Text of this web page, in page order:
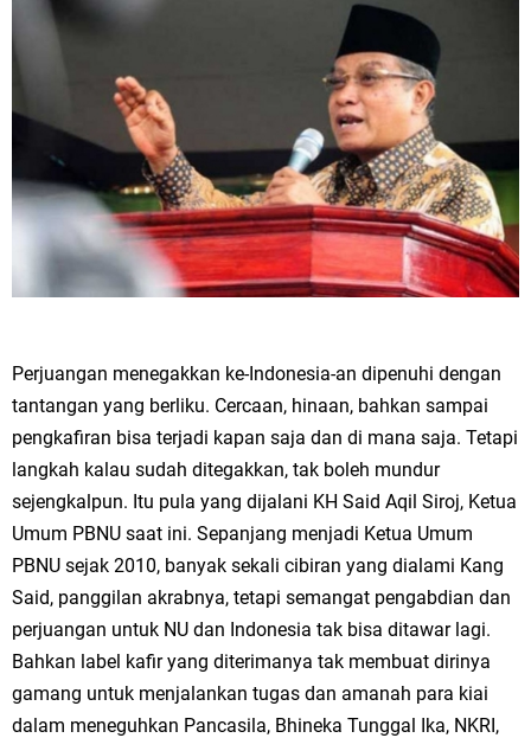
Perjuangan menegakkan ke-Indonesia-an dipenuhi dengan
tantangan yang berliku. Cercaan, hinaan, bahkan sampai
pengkafiran bisa terjadi kapan saja dan di mana saja. Tetapi
langkah kalau sudah ditegakkan, tak boleh mundur
sejengkalpun. Itu pula yang dijalani KH Said Aqil Siroj, Ketua
Umum PBNU saat ini. Sepanjang menjadi Ketua Umum
PBNU sejak 2010, banyak sekali cibiran yang dialami Kang
Said, panggilan akrabnya, tetapi semangat pengabdian dan
perjuangan untuk NU dan Indonesia tak bisa ditawar lagi.
Bahkan label kafir yang diterimanya tak membuat dirinya
gamang untuk menjalankan tugas dan amanah para kiai
dalam meneguhkan Pancasila, Bhineka Tunggal Ika, NKRI,